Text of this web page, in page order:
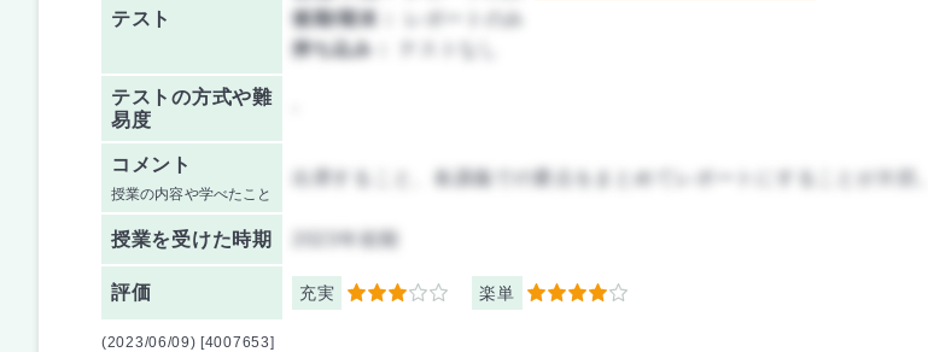
テスト
後期/期末：
レポートのみ
持ち込み：
テストの方式や難
易度
コメント
授業の内容や学べたこと
出席すること、各講義での要点をまとめてレポートにすることが大切。
授業を受けた時期
評価 充実 3 楽単 4
(2023/06/09) [4007653]